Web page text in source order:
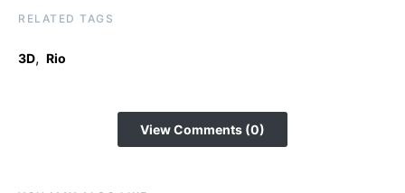
RELATED TAGS
3D, Rio
View Comments (0)